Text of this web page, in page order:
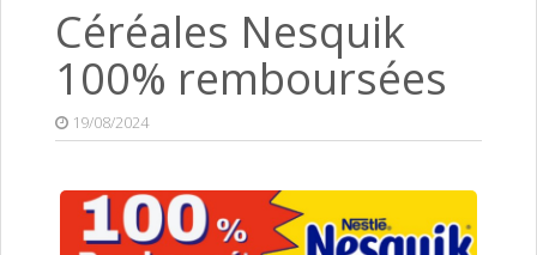
Céréales Nesquik
100% remboursées
19/08/2024